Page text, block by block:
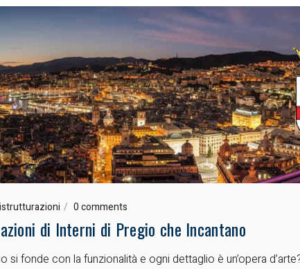
0 comments
di Interni di Pregio che Incantano
fonde con la funzionalità e ogni dettaglio è un’opera